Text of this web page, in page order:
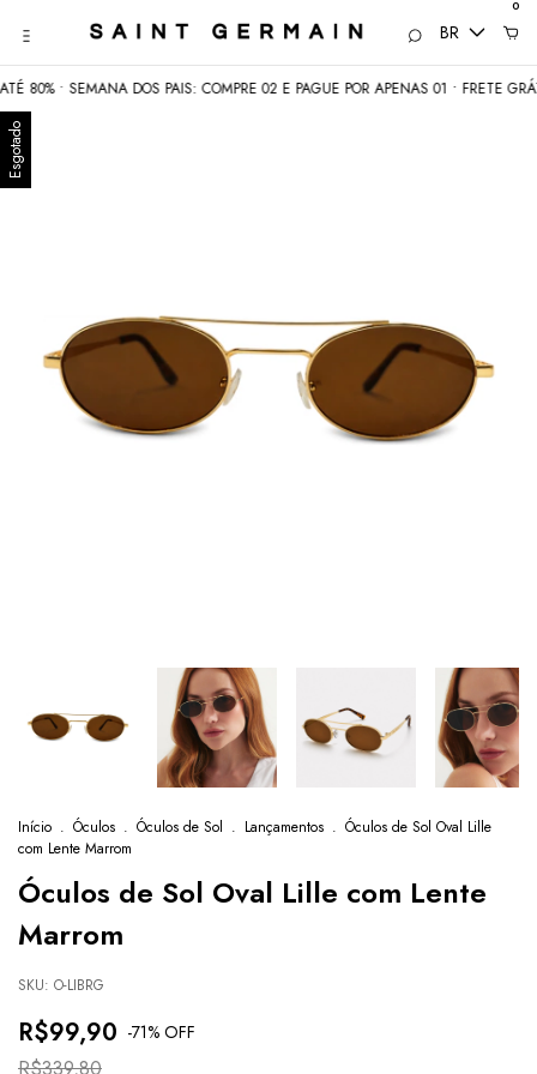
BR
0
• SEMANA DOS PAIS: COMPRE 02 E PAGUE POR APENAS 01 • FRETE GRÁTIS
Esgotado
Início . Óculos . Óculos de Sol . Lançamentos . Óculos de Sol Oval Lille
com Lente Marrom
Óculos de Sol Oval Lille com Lente
Marrom
SKU: O-LIBRG
R$99,90 -71% OFF
R$339,80